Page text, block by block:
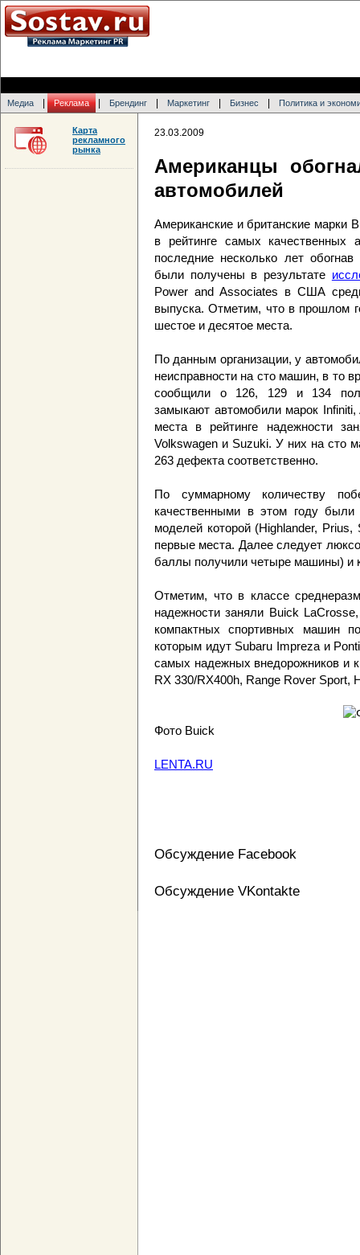
Медиа Реклама Брендинг Маркетинг Бизнес Политика и
23.03.2009
Американцы
автомобилей
Американские и британские марки
в рейтинге самых
последние несколько лет
были получены в результате
Power and Associates в США
выпуска. Отметим, что в прошлом
шестое и десятое места.
По данным организации, у
неисправности на сто машин, в то
сообщили о 126, 129 и 134
замыкают автомобили марок
места в рейтинге надежности
Volkswagen и Suzuki. У них на сто
263 дефекта соответственно.
По суммарному количеству
качественными в этом году
моделей которой (Highlander, Prius,
первые места. Далее следует
баллы получили четыре машины) и
Отметим, что в классе
надежности заняли Buick
компактных спортивных машин
которым идут Subaru Impreza и
самых надежных внедорожников и
RX 330/RX400h, Range Rover Sport,
Фото Buick
LENTA.RU
Обсуждение Facebook
Обсуждение VKontakte
Карта
рекламного
рынка